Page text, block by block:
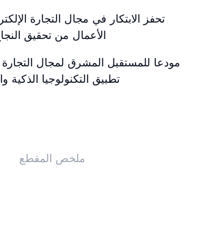
تحفز الابتكار في مجال التجارة
الأعمال من تحقيق
مودعا للمستقبل المشرق لمجال التجارة
تطبيق التكنولوجيا الذكية
ملخص المقطع